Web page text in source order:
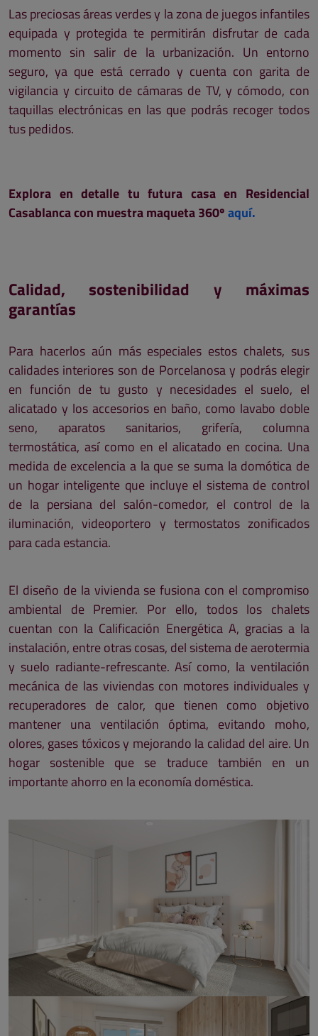
Las preciosas áreas verdes y la zona de juegos infantiles
equipada y protegida te permitirán disfrutar de cada
momento sin salir de la urbanización. Un entorno
seguro, ya que está cerrado y cuenta con garita de
vigilancia y circuito de cámaras de TV, y cómodo, con
taquillas electrónicas en las que podrás recoger todos
tus pedidos.
Explora en detalle tu futura casa en Residencial
Casablanca con muestra maqueta 360ºaquí.
Calidad, sostenibilidad y máximas
garantías
Para hacerlos aún más especiales estos chalets, sus
calidades interiores son de Porcelanosa y podrás elegir
en función de tu gusto y necesidades el suelo, el
alicatado y los accesorios en baño, como lavabo doble
seno, aparatos sanitarios, grifería, columna
termostática, así como en el alicatado en cocina. Una
medida de excelencia a la que se suma la domótica de
un hogar inteligente que incluye el sistema de control
de la persiana del salón-comedor, el control de la
iluminación, videoportero y termostatos zonificados
para cada estancia.
El diseño de la vivienda se fusiona con el compromiso
ambiental de Premier. Por ello, todos los chalets
cuentan con la Calificación Energética A, gracias a la
instalación, entre otras cosas, del sistema de aerotermia
y suelo radiante-refrescante. Así como, la ventilación
mecánica de las viviendas con motores individuales y
recuperadores de calor, que tienen como objetivo
mantener una ventilación óptima, evitando moho,
olores, gases tóxicos y mejorando la calidad del aire. Un
hogar sostenible que se traduce también en un
importante ahorro en la economía doméstica.